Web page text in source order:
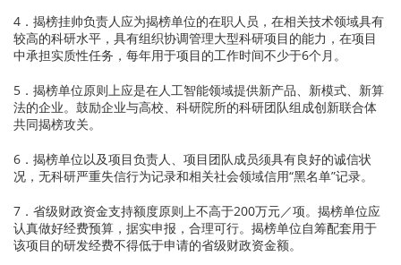
4．揭榜挂帅负责人应为揭榜单位的在职人员，在相关技术领域具有
较高的科研水平，具有组织协调管理大型科研项目的能力，在项目
中承担实质性任务，每年用于项目的工作时间不少于6个月。
5．揭榜单位原则上应是在人工智能领域提供新产品、新模式、新算
法的企业。鼓励企业与高校、科研院所的科研团队组成创新联合体
共同揭榜攻关。
6．揭榜单位以及项目负责人、项目团队成员须具有良好的诚信状
况，无科研严重失信行为记录和相关社会领域信用“黑名单”记录。
7．省级财政资金支持额度原则上不高于200万元／项。揭榜单位应
认真做好经费预算，据实申报，合理可行。揭榜单位自筹配套用于
该项目的研发经费不得低于申请的省级财政资金额。